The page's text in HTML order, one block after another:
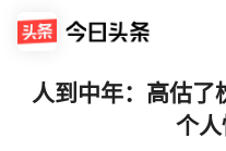
人到中年：高估了
个人